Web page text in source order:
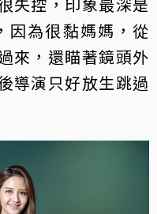
因為很黏媽媽，從
來，還瞄著鏡頭外
導演只好放生跳過